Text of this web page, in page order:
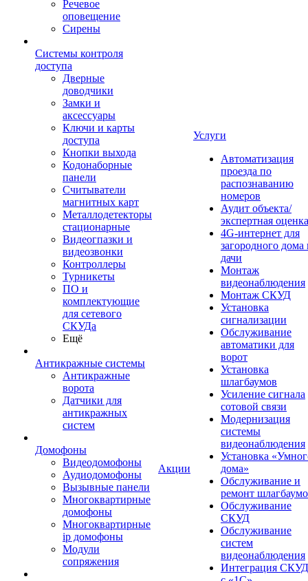
Речевое
оповещение
Сирены
Системы контроля
доступа
Дверные
доводчики
Замки и
аксессуары
Ключи и карты
доступа
Кнопки выхода
Кодонаборные
панели
Считыватели
магнитных карт
Металлодетекторы
стационарные
Видеогпазки и
видеозвонки
Контроллеры
Турникеты
ПО и
комплектующие
для сетевого
СКУДа
Ещё
Антикражные системы
Антикражные
ворота
Датчики для
антикражных
систем
Домофоны
Видеодомофоны
Аудиодомофоны
Вызывные панели
Многоквартирные
домофоны
Многоквартирные
ip домофоны
Модули
сопряжения
Акции
Услуги
Автоматизация
проезда по
распознаванию
номеров
Аудит объекта/
экспертная оценка
4G-интернет для
загородного дома
дачи
Монтаж
видеонаблюдения
Монтаж СКУД
Установка
сигнализации
Обслуживание
автоматики для
ворот
Установка
шлагбаумов
Усиление сигнала
сотовой связи
Модернизация
системы
видеонаблюдения
Установка
дома»
Обслуживание и
ремонт
Обслуживание
СКУД
Обслуживание
систем
видеонаблюдения
Интеграция СКУД